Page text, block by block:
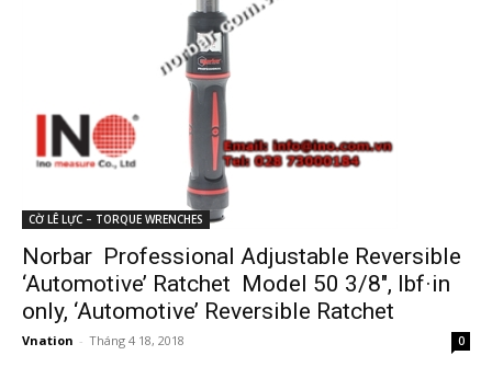
CỜ LÊ LỰC – TORQUE WRENCHES
Norbar Professional Adjustable Reversible
‘Automotive’ Ratchet Model 50 3/8″, lbf·in
only, ‘Automotive’ Reversible Ratchet
Vnation - Tháng 4 18, 2018 0